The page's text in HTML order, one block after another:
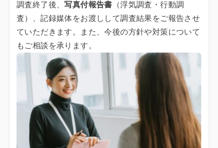
調査終了後、写真付報告書 （浮気調査・行動調
査）、記録媒体をお渡しして調査結果をご報告させ
ていただきます。また、今後の方針や対策について
もご相談を承ります。